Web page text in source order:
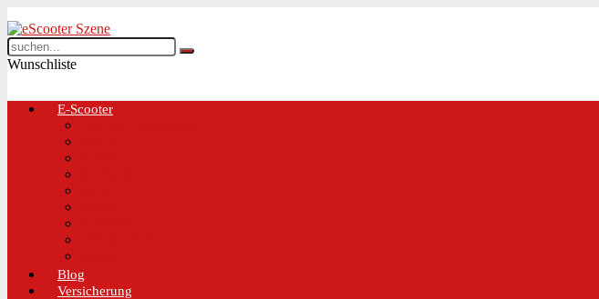
Wunschliste
E-Scooter
Blog
Versicherung